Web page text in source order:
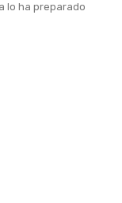
lo ha preparado